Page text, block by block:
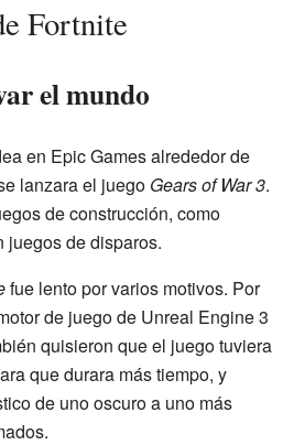
Fortnite
el mundo
en Epic Games alrededor de
lanzara el juego Gears of War 3.
de construcción, como
juegos de disparos.
fue lento por varios motivos. Por
de juego de Unreal Engine 3
quisieron que el juego tuviera
que durara más tiempo, y
de uno oscuro a uno más